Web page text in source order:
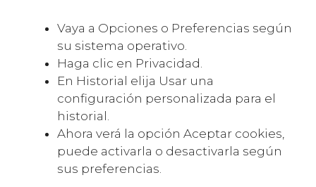
Vaya a Opciones o Preferencias según
su sistema operativo.
Haga clic en Privacidad.
En Historial elija Usar una
configuración personalizada para el
historial.
Ahora verá la opción Aceptar cookies,
puede activarla o desactivarla según
sus preferencias.